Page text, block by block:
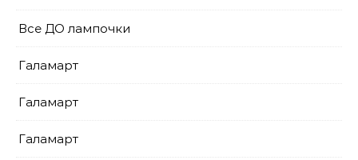
Все ДО лампочки
Галамарт
Галамарт
Галамарт